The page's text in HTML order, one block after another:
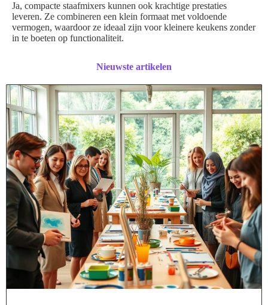
Ja, compacte staafmixers kunnen ook krachtige prestaties
leveren. Ze combineren een klein formaat met voldoende
vermogen, waardoor ze ideaal zijn voor kleinere keukens zonder
in te boeten op functionaliteit.
Nieuwste artikelen